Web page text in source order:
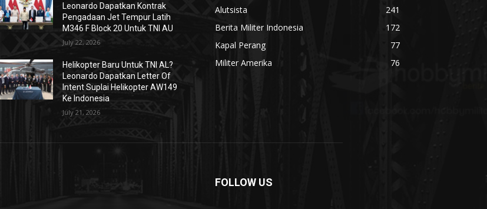
Leonardo Dapatkan Kontrak
Pengadaan Jet Tempur Latih
M346 F Block 20 Untuk TNI AU
July 22, 2026
Helikopter Baru Untuk TNI AL?
Leonardo Dapatkan Letter Of
Intent Suplai Helikopter AW149
Ke Indonesia
July 21, 2026
Alutsista
241
Berita Militer Indonesia
172
Kapal Perang
77
Militer Amerika
76
FOLLOW US